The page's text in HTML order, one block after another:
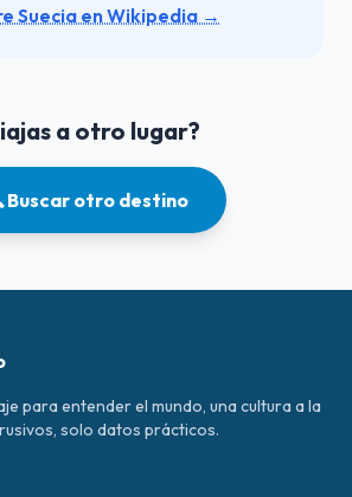
Suecia en Wikipedia →
a otro lugar?
Buscar otro destino
para entender el mundo, una cultura a la
solo datos prácticos.